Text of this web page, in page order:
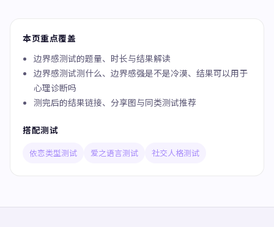
本页重点覆盖
边界感测试的题量、时长与结果解读
边界感测试测什么、边界感强是不是冷漠、结果可以用于
心理诊断吗
测完后的结果链接、分享图与同类测试推荐
搭配测试
依恋类型测试 爱之语言测试 社交人格测试